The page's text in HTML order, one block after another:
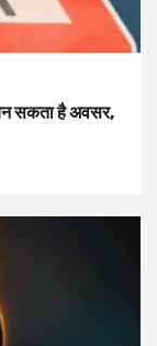
सकता है अवसर,